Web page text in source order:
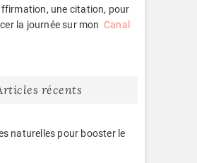
une citation, pour
la journée sur mon Canal
récents
naturelles pour booster le